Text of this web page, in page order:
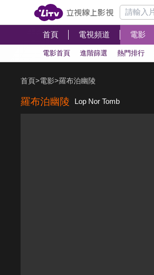
首頁 電視頻道 電影
電影首頁 進階篩選 熱門排行
首頁>電影>羅布泊幽陵
羅布泊幽陵 Lop Nor Tomb